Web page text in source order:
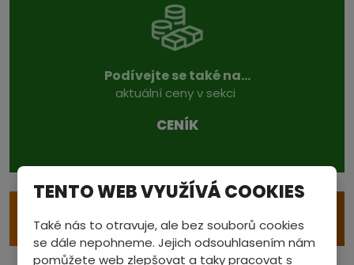
Podívejte se také na...
aktuální ceny v sekci
CENÍK
eVÝKUP S ODVOZEM
TENTO WEB VYUŽÍVÁ COOKIES
Také nás to otravuje, ale bez souborů cookies
se dále nepohneme. Jejich odsouhlasením nám
pomůžete web zlepšovat a taky pracovat s